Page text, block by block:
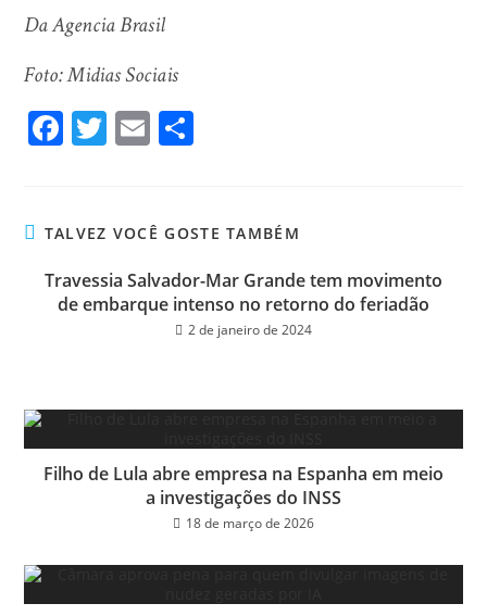
Da Agencia Brasil
Foto: Midias Sociais
Fa
ok
T
er
E
TALVEZ VOCÊ GOSTE TAMBÉM
Travessia Salvador-Mar Grande tem movimento
de embarque intenso no retorno do feriadão
2 de janeiro de 2024
Filho de Lula abre empresa na Espanha em meio
a investigações do INSS
18 de março de 2026